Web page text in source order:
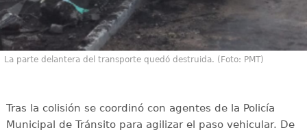
La parte delantera del transporte quedó destruida. (Foto: PMT)
Tras la colisión se coordinó con agentes de la Policía
Municipal de Tránsito para agilizar el paso vehicular. De